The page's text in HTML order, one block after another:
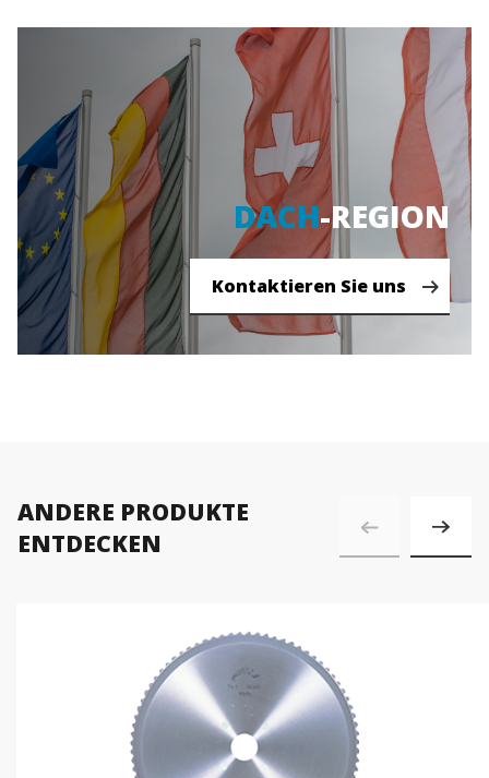
DACH-REGION
Sie uns Kontaktieren Sie uns
ANDERE PRODUKTE
ENTDECKEN